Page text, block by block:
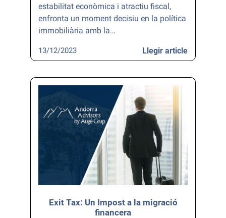
estabilitat econòmica i atractiu fiscal,
enfronta un moment decisiu en la política
immobiliària amb la…
Llegir article
13/12/2023
Exit Tax: Un Impost a la migració
financera